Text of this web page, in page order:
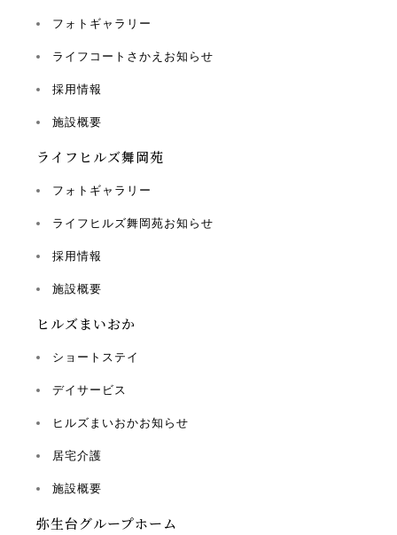
フォトギャラリー
ライフコートさかえお知らせ
採用情報
施設概要
ライフヒルズ舞岡苑
フォトギャラリー
ライフヒルズ舞岡苑お知らせ
採用情報
施設概要
ヒルズまいおか
ショートステイ
デイサービス
ヒルズまいおかお知らせ
居宅介護
施設概要
弥生台グループホーム